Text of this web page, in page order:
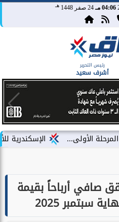
04:06 مـ 24 صفر 1448 هـ
رئيس التحرير
أشرف سعيد
الإسكندرية للأسمدة
صافي أرباحاً بقيمة